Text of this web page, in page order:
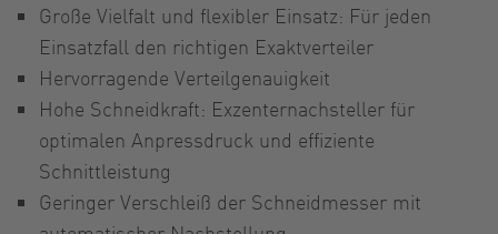
Große Vielfalt und flexibler Einsatz: Für jeden
Einsatzfall den richtigen Exaktverteiler
Hervorragende Verteilgenauigkeit
Hohe Schneidkraft: Exzenternachsteller für
optimalen Anpressdruck und effiziente
Schnittleistung
Geringer Verschleiß der Schneidmesser mit